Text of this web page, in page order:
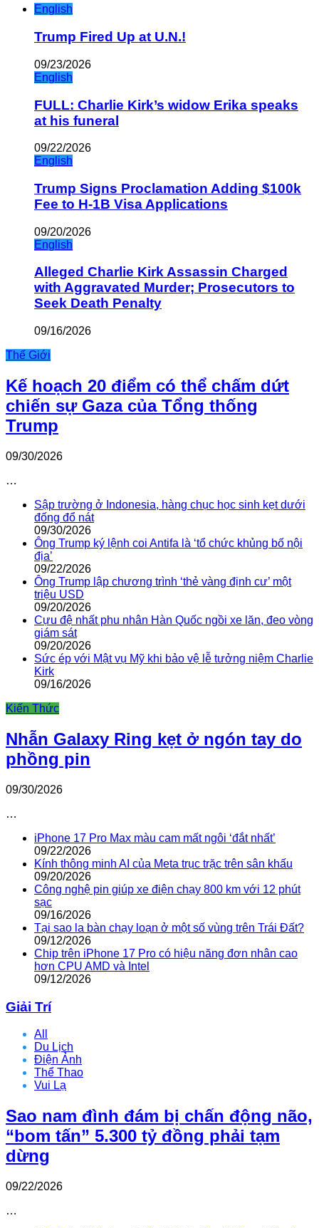
English
Trump Fired Up at U.N.!
09/23/2026
English
FULL: Charlie Kirk’s widow Erika speaks
at his funeral
09/22/2026
English
Trump Signs Proclamation Adding $100k
Fee to H-1B Visa Applications
09/20/2026
English
Alleged Charlie Kirk Assassin Charged
with Aggravated Murder; Prosecutors to
Seek Death Penalty
09/16/2026
Thế Giới
Kế hoạch 20 điểm có thể chấm dứt
chiến sự Gaza của Tổng thống
Trump
09/30/2026
…
Sập trường ở Indonesia, hàng chục học sinh kẹt dưới
đống đổ nát
09/30/2026
Ông Trump ký lệnh coi Antifa là ‘tổ chức khủng bố nội
địa’
09/22/2026
Ông Trump lập chương trình ‘thẻ vàng định cư’ một
triệu USD
09/20/2026
Cựu đệ nhất phu nhân Hàn Quốc ngồi xe lăn, đeo vòng
giám sát
09/20/2026
Sức ép với Mật vụ Mỹ khi bảo vệ lễ tưởng niệm Charlie
Kirk
09/16/2026
Kiến Thức
Nhẫn Galaxy Ring kẹt ở ngón tay do
phồng pin
09/30/2026
…
iPhone 17 Pro Max màu cam mất ngôi ‘đắt nhất’
09/22/2026
Kính thông minh AI của Meta trục trặc trên sân khấu
09/20/2026
Công nghệ pin giúp xe điện chạy 800 km với 12 phút
sạc
09/16/2026
Tại sao la bàn chạy loạn ở một số vùng trên Trái Đất?
09/12/2026
Chip trên iPhone 17 Pro có hiệu năng đơn nhân cao
hơn CPU AMD và Intel
09/12/2026
Giải Trí
All
Du Lịch
Điện Ảnh
Thể Thao
Vui Lạ
Sao nam đình đám bị chấn động não,
“bom tấn” 5.300 tỷ đồng phải tạm
dừng
09/22/2026
…